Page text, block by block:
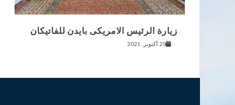
زيارة الرئيس الامريكى بايدن للفاتيكان
29 أكتوبر, 2021